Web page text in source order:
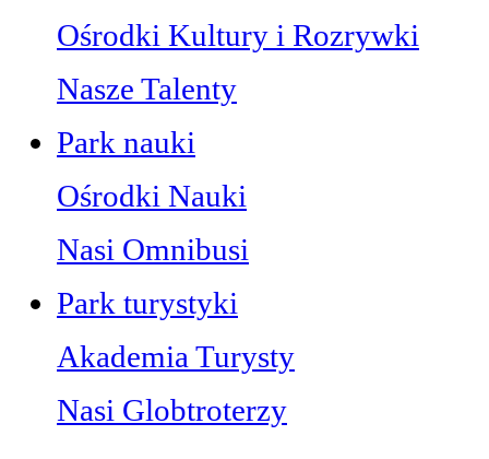
Ośrodki Kultury i Rozrywki
Nasze Talenty
Park nauki
Ośrodki Nauki
Nasi Omnibusi
Park turystyki
Akademia Turysty
Nasi Globtroterzy